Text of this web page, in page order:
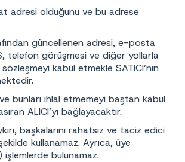
adresi olduğunu ve bu adrese
güncellenen adresi, e-posta
telefon görüşmesi ve diğer yollarla
kabul etmekle SATICI’nın
bunları ihlal etmemeyi baştan kabul
ALICI’yı bağlayacaktır.
başkalarını rahatsız ve taciz edici
kullanamaz. Ayrıca, üye
işlemlerde bulunamaz.